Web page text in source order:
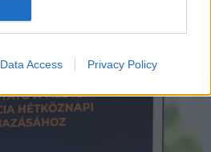
Data Access Privacy Policy